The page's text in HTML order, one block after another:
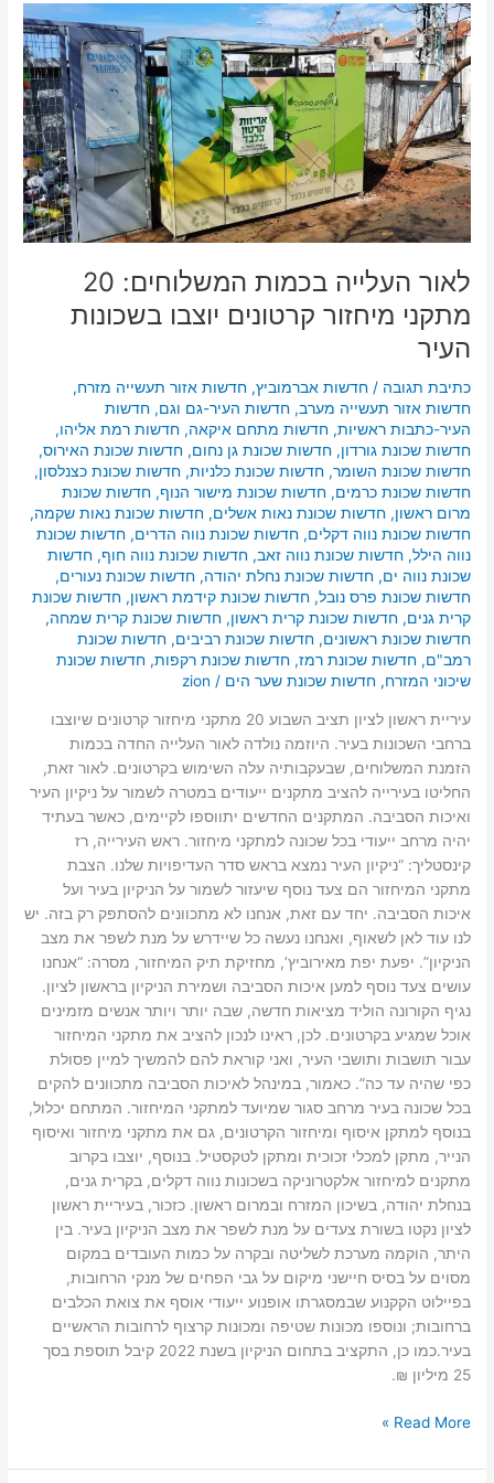
לאור העלייה בכמות המשלוחים: 20
מתקני מיחזור קרטונים יוצבו בשכונות
העיר
כתיבת תגובה /חדשות אברמוביץ,חדשות אזור תעשייה מזרח,
חדשות אזור תעשייה מערב,חדשות העיר-גם וגם,חדשות
העיר-כתבות ראשיות,חדשות מתחם איקאה,חדשות רמת אליהו,
חדשות שכונת גורדון,חדשות שכונת גן נחום,חדשות שכונת האירוס,
חדשות שכונת השומר,חדשות שכונת כלניות,חדשות שכונת כצנלסון,
חדשות שכונת כרמים,חדשות שכונת מישור הנוף,חדשות שכונת
מרום ראשון,חדשות שכונת נאות אשלים,חדשות שכונת נאות שקמה,
חדשות שכונת נווה דקלים,חדשות שכונת נווה הדרים,חדשות שכונת
נווה הילל,חדשות שכונת נווה זאב,חדשות שכונת נווה חוף,חדשות
שכונת נווה ים,חדשות שכונת נחלת יהודה,חדשות שכונת נעורים,
חדשות שכונת פרס נובל,חדשות שכונת קידמת ראשון,חדשות שכונת
קרית גנים,חדשות שכונת קרית ראשון,חדשות שכונת קרית שמחה,
חדשות שכונת ראשונים,חדשות שכונת רביבים,חדשות שכונת
רמב"ם,חדשות שכונת רמז,חדשות שכונת רקפות,חדשות שכונת
שיכוני המזרח,חדשות שכונת שער הים /
zion
עיריית ראשון לציון תציב השבוע 20 מתקני מיחזור קרטונים שיוצבו
ברחבי השכונות בעיר. היוזמה נולדה לאור העלייה החדה בכמות
הזמנת המשלוחים, שבעקבותיה עלה השימוש בקרטונים. לאור זאת,
החליטו בעירייה להציב מתקנים ייעודים במטרה לשמור על ניקיון העיר
ואיכות הסביבה. המתקנים החדשים יתווספו לקיימים, כאשר בעתיד
יהיה מרחב ייעודי בכל שכונה למתקני מיחזור. ראש העירייה, רז
קינסטליך: “ניקיון העיר נמצא בראש סדר העדיפויות שלנו. הצבת
מתקני המיחזור הם צעד נוסף שיעזור לשמור על הניקיון בעיר ועל
איכות הסביבה. יחד עם זאת, אנחנו לא מתכוונים להסתפק רק בזה. יש
לנו עוד לאן לשאוף, ואנחנו נעשה כל שיידרש על מנת לשפר את מצב
הניקיון”. יפעת יפת מאירוביץ’, מחזיקת תיק המיחזור, מסרה: “אנחנו
עושים צעד נוסף למען איכות הסביבה ושמירת הניקיון בראשון לציון.
נגיף הקורונה הוליד מציאות חדשה, שבה יותר ויותר אנשים מזמינים
אוכל שמגיע בקרטונים. לכן, ראינו לנכון להציב את מתקני המיחזור
עבור תושבות ותושבי העיר, ואני קוראת להם להמשיך למיין פסולת
כפי שהיה עד כה”. כאמור, במינהל לאיכות הסביבה מתכוונים להקים
בכל שכונה בעיר מרחב סגור שמיועד למתקני המיחזור. המתחם יכלול,
בנוסף למתקן איסוף ומיחזור הקרטונים, גם את מתקני מיחזור ואיסוף
הנייר, מתקן למכלי זכוכית ומתקן לטקסטיל. בנוסף, יוצבו בקרוב
מתקנים למיחזור אלקטרוניקה בשכונות נווה דקלים, בקרית גנים,
בנחלת יהודה, בשיכון המזרח ובמרום ראשון. כזכור, בעיריית ראשון
לציון נקטו בשורת צעדים על מנת לשפר את מצב הניקיון בעיר. בין
היתר, הוקמה מערכת לשליטה ובקרה על כמות העובדים במקום
מסוים על בסיס חיישני מיקום על גבי הפחים של מנקי הרחובות,
בפיילוט הקקנוע שבמסגרתו אופנוע ייעודי אוסף את צואת הכלבים
ברחובות; ונוספו מכונות שטיפה ומכונות קרצוף לרחובות הראשיים
בעיר.כמו כן, התקציב בתחום הניקיון בשנת 2022 קיבל תוספת בסך
25 מיליון ₪.
לאור
העלייה
בכמות
המשלוחים:
20
מתקני
מיחזור
קרטונים
יוצבו
בשכונות
Read More »